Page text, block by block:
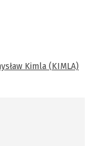
Kimla (KIMLA)